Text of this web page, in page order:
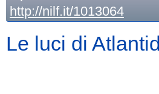
http://nilf.it/1013064
Le luci di